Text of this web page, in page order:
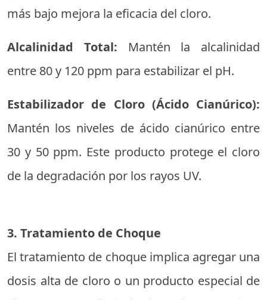
más bajo mejora la eficacia del cloro.
Alcalinidad Total: Mantén la alcalinidad
entre 80 y 120 ppm para estabilizar el pH.
Estabilizador de Cloro (Ácido Cianúrico):
Mantén los niveles de ácido cianúrico entre
30 y 50 ppm. Este producto protege el cloro
de la degradación por los rayos UV.
3. Tratamiento de Choque
El tratamiento de choque implica agregar una
dosis alta de cloro o un producto especial de